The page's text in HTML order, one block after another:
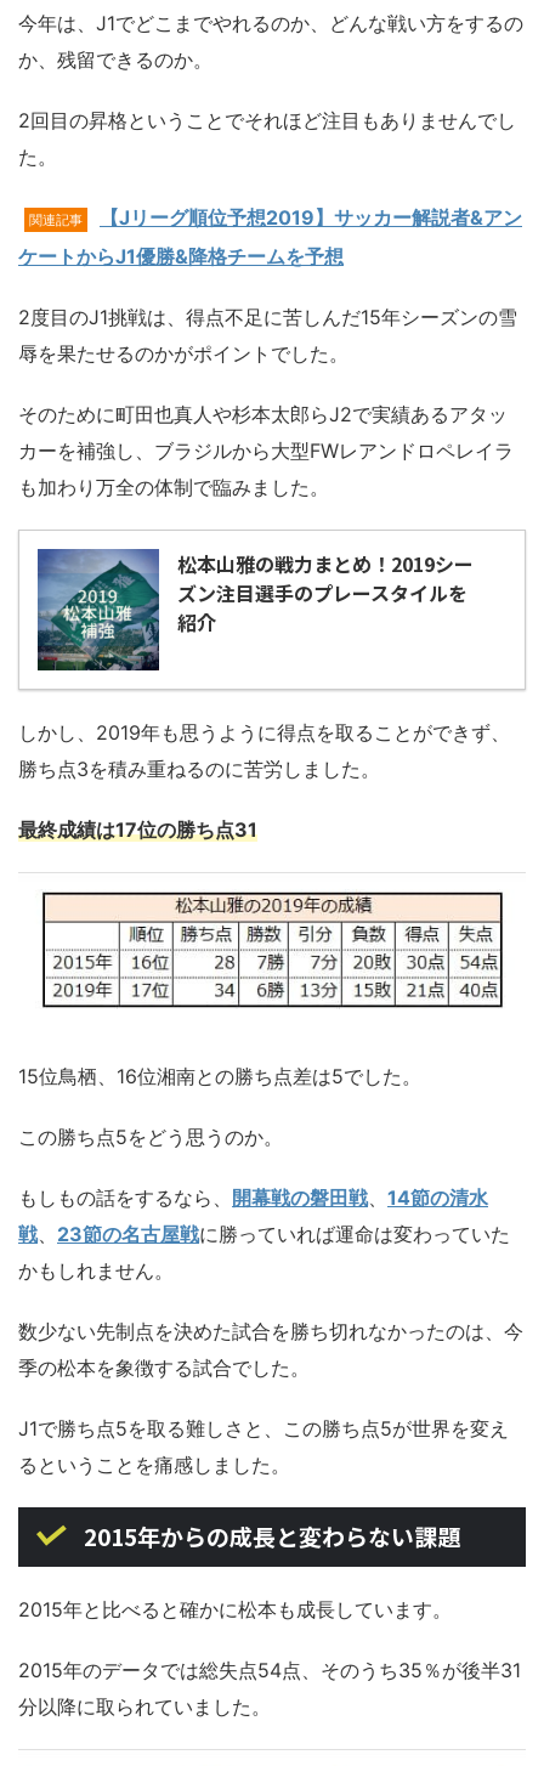
今年は、J1でどこまでやれるのか、どんな戦い方をするの
か、残留できるのか。
2回目の昇格ということでそれほど注目もありませんでし
た。
関連記事
【Jリーグ順位予想2019】サッカー解説者&アン
ケートからJ1優勝&降格チームを予想
2度目のJ1挑戦は、得点不足に苦しんだ15年シーズンの雪
辱を果たせるのかがポイントでした。
そのために町田也真人や杉本太郎らJ2で実績あるアタッ
カーを補強し、ブラジルから大型FWレアンドロペレイラ
も加わり万全の体制で臨みました。
松本山雅の戦力まとめ！2019シー
ズン注目選手のプレースタイルを
紹介
しかし、2019年も思うように得点を取ることができず、
勝ち点3を積み重ねるのに苦労しました。
最終成績は17位の勝ち点31
15位鳥栖、16位湘南との勝ち点差は5でした。
この勝ち点5をどう思うのか。
もしもの話をするなら、 開幕戦の磐田戦、 14節の清水
戦、 23節の名古屋戦に勝っていれば運命は変わっていた
かもしれません。
数少ない先制点を決めた試合を勝ち切れなかったのは、今
季の松本を象徴する試合でした。
J1で勝ち点5を取る難しさと、この勝ち点5が世界を変え
るということを痛感しました。
2015年からの成長と変わらない課題
2015年と比べると確かに松本も成長しています。
2015年のデータでは総失点54点、そのうち35％が後半31
分以降に取られていました。